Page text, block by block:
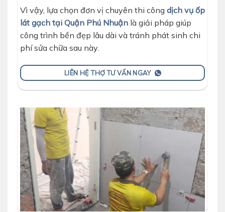
Vì vậy, lựa chọn đơn vị chuyên thi công dịch vụ ốp
lát gạch tại Quận Phú Nhuận là giải pháp giúp
công trình bền đẹp lâu dài và tránh phát sinh chi
phí sửa chữa sau này.
LIÊN HỆ THỢ TƯ VẤN NGAY